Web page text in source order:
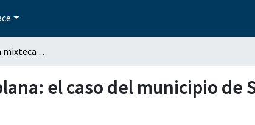
Los braceros de la mixteca poblana: el caso del municipio de Santa Clara Huitziltepec, 1955-1964
el caso del municipio de